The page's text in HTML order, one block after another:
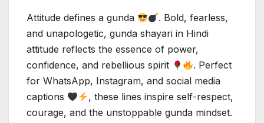
Attitude defines a gunda
. Bold, fearless,
and unapologetic, gunda shayari in Hindi
attitude reflects the essence of power,
confidence, and rebellious spirit
. Perfect
for WhatsApp, Instagram, and social media
captions
, these lines inspire self-respect,
courage, and the unstoppable gunda mindset.